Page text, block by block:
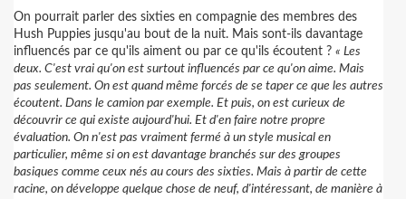
On pourrait parler des sixties en compagnie des membres des
Hush Puppies jusqu'au bout de la nuit. Mais sont-ils davantage
influencés par ce qu'ils aiment ou par ce qu'ils écoutent ? « Les
deux. C'est vrai qu'on est surtout influencés par ce qu'on aime. Mais
pas seulement. On est quand même forcés de se taper ce que les autres
écoutent. Dans le camion par exemple. Et puis, on est curieux de
découvrir ce qui existe aujourd'hui. Et d'en faire notre propre
évaluation. On n'est pas vraiment fermé à un style musical en
particulier, même si on est davantage branchés sur des groupes
basiques comme ceux nés au cours des sixties. Mais à partir de cette
racine, on développe quelque chose de neuf, d'intéressant, de manière à